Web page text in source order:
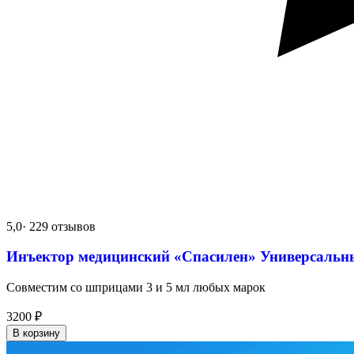
5,0· 229 отзывов
Инъектор медицинский «Спасилен»
Совместим со шприцами 3 и 5 мл любых марок
3200 ₽
В корзину